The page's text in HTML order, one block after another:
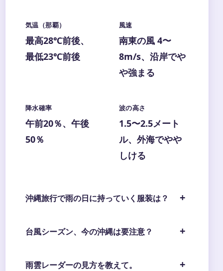
気温（那覇）
最高28℃前後、
最低23℃前後
風速
南東の風 4〜
8m/s、沿岸でや
や強まる
降水確率
午前20％、午後
50％
波の高さ
1.5〜2.5メート
ル、外海でやや
しける
沖縄旅行で雨の日に持っていく服装は？
台風シーズン、今の沖縄は要注意？
雨雲レーダーの見方を教えて。